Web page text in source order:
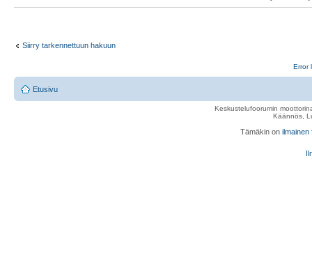
Siirry tarkennettuun hakuun
Error
Etusivu
Keskustelufoorumin
Käännös,
Tämäkin on ilmainen